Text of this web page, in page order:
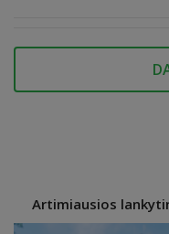
Artimiausios